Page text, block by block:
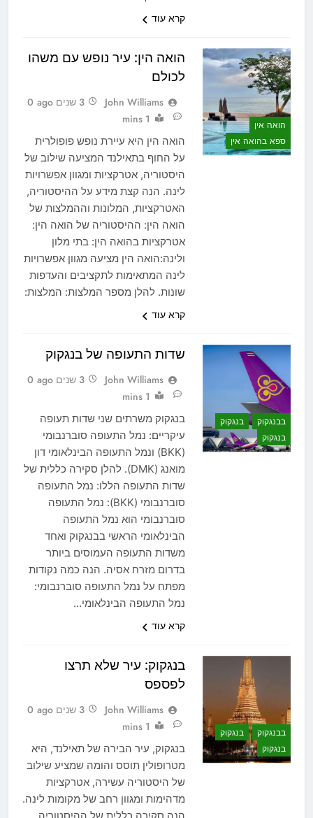
קרא עוד
הואה אין
ספא בהואה אין
הואה הין: עיר נופש עם משהו
לכולם
John Williams 3 שנים ago
0
1 mins
הואה הין היא עיירת נופש פופולרית
על החוף בתאילנד המציעה שילוב של
היסטוריה, אטרקציות ומגוון אפשרויות
לינה. הנה קצת מידע על ההיסטוריה,
האטרקציות, המלונות וההמלצות של
הואה הין: ההיסטוריה של הואה הין:
אטרקציות בהואה הין: בתי מלון
ולינה:הואה הין מציעה מגוון אפשרויות
לינה המתאימות לתקציבים והעדפות
שונות. להלן מספר המלצות: המלצות:
קרא עוד
בבנגקוק
בנגקוק
בנגקוק
שדות התעופה של בנגקוק
John Williams 3 שנים ago
0
1 mins
בנגקוק משרתים שני שדות תעופה
עיקריים: נמל התעופה סוברנבומי
(BKK) ונמל התעופה הבינלאומי דון
מואנג (DMK). להלן סקירה כללית של
שדות התעופה הללו: נמל התעופה
סוברנבומי (BKK): נמל התעופה
סוברנבומי הוא נמל התעופה
הבינלאומי הראשי בבנגקוק ואחד
משדות התעופה העמוסים ביותר
בדרום מזרח אסיה. הנה כמה נקודות
מפתח על נמל התעופה סוברנבומי:
נמל התעופה הבינלאומי…
קרא עוד
בבנגקוק
בנגקוק
בנגקוק
בנגקוק: עיר שלא תרצו
לפספס
John Williams 3 שנים ago
0
1 mins
בנגקוק, עיר הבירה של תאילנד, היא
מטרופולין תוסס והומה שמציע שילוב
של היסטוריה עשירה, אטרקציות
מדהימות ומגוון רחב של מקומות לינה.